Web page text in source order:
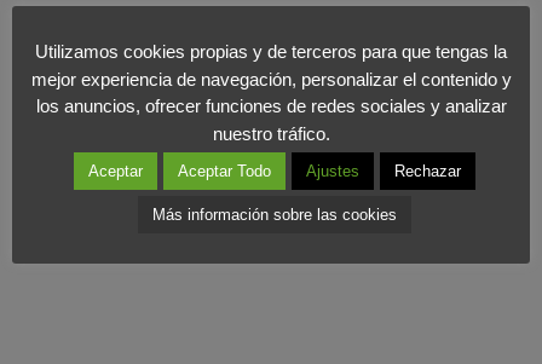
segmentos de nuestro público objetivo.
Que una vez tenemos al público en nuestra web, seamos
capaces de conseguir que
se conviertan en contacto comercial o en cliente.
Para más información sobre Content Marketing,
Utilizamos cookies propias y de terceros para que tengas la
mejor experiencia de navegación, personalizar el contenido y
los anuncios, ofrecer funciones de redes sociales y analizar
nuestro tráfico.
Aceptar Aceptar Todo Ajustes Rechazar
Más información sobre las cookies